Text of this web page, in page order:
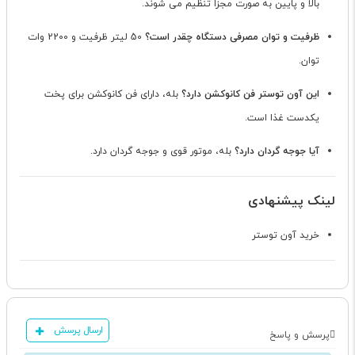
بالا و پایین به صورت مجزا تنظیم می شوند.
ظرفیت و توان مصرفی دستگاه چقدر است؟
50 لیتر ظرفیت و 2200 وات
توان.
این آون توستر فن کانوکشن دارد؟ بله، دارای فن کانوکشن برای پخت
یکدست غذا است.
آیا جوجه گردان دارد؟ بله، موتور قوی و جوجه گردان دارد.
لینک پیشنهادی
خرید آون توستر
پرسش و پاسخ ارسال پرسش